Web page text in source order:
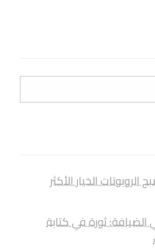
الخيار الأكثر
الضيافة: ثورة في كتابة